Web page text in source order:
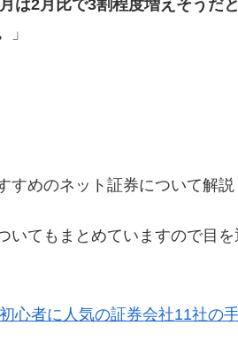
は2月比で3割程度増えそうだ
」
めのネット証券について解説
てもまとめていますので目を
心者に人気の証券会社11社の